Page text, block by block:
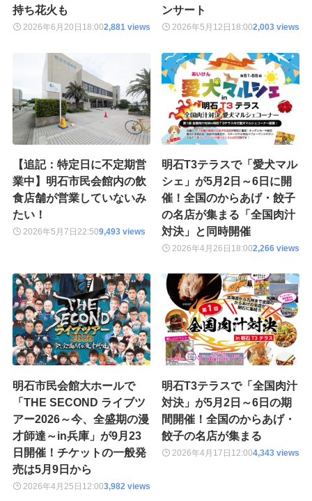
持ち花火も
2026年6月20日 18:002,881 views
ンサート
2026年5月12日 18:002,003 views
【追記：特定日に不定期営
業中】明石市民会館内の飲
食店舗が営業していないみ
たい！
2026年5月7日 22:509,493 views
明石T3テラスで「愛犬マル
シェ」が5月2日～6日に開
催！全国のからあげ・餃子
の名店が集まる「全国肉汁
対決」と同時開催
2026年4月26日 18:002,266 views
明石市民会館大ホールで
「THE SECOND ライブツ
アー2026～今、全盛期の漫
才師達～in兵庫」が9月23
日開催！チケットの一般発
売は5月9日から
2026年4月25日 12:003,982 views
明石T3テラスで「全国肉汁
対決」が5月2日～6日の期
間開催！全国のからあげ・
餃子の名店が集まる
2026年4月17日 12:004,343 views